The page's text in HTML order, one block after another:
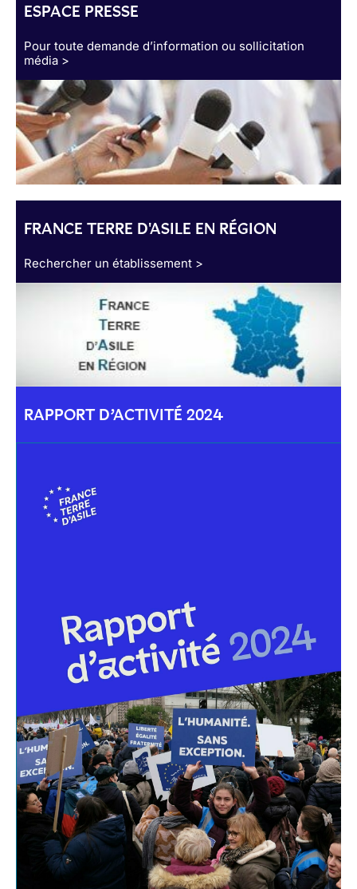
ESPACE PRESSE
Pour toute demande d’information ou sollicitation
média >
FRANCE TERRE D'ASILE EN RÉGION
Rechercher un établissement >
RAPPORT D’ACTIVITÉ 2024